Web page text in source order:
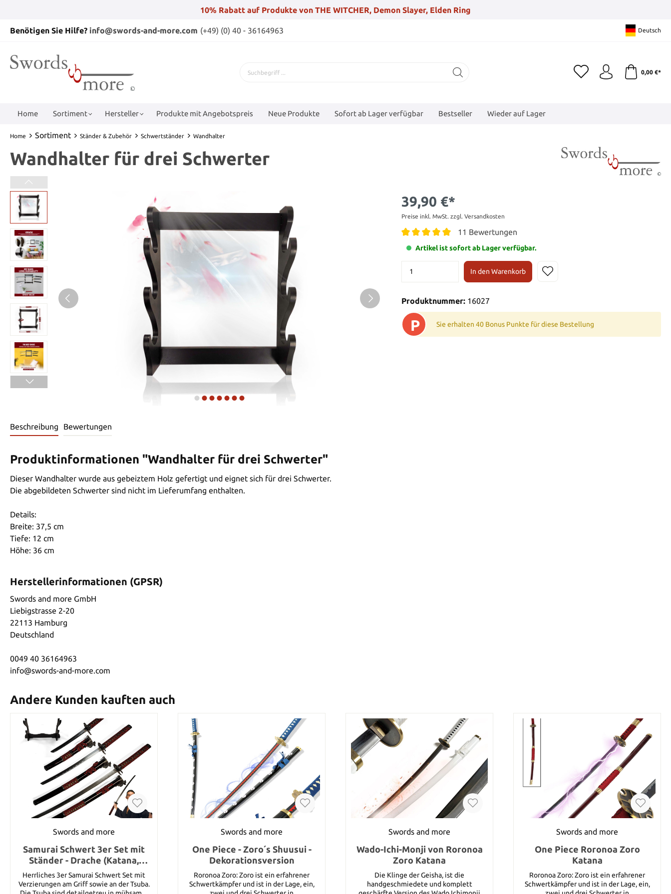
10% Rabatt auf Produkte von THE WITCHER, Demon Slayer, Elden Ring
Benötigen Sie Hilfe? info@swords-and-more.com (+49) (0) 40 - 36164963 Deutsch
0,00 €*
Home Sortiment Hersteller Produkte mit Angebotspreis Neue Produkte Sofort ab Lager verfügbar Bestseller Wieder auf Lager
Home Sortiment Ständer & Zubehör Schwertständer Wandhalter
Wandhalter für drei Schwerter
39,90 €*
Preise inkl. MwSt. zzgl. Versandkosten
11 Bewertungen
Artikel ist sofort ab Lager verfügbar.
In den Warenkorb
Produktnummer: 16027
P Sie erhalten 40 Bonus Punkte für diese Bestellung
Beschreibung Bewertungen
Produktinformationen "Wandhalter für drei Schwerter"
Dieser Wandhalter wurde aus gebeiztem Holz gefertigt und eignet sich für drei Schwerter.
Die abgebildeten Schwerter sind nicht im Lieferumfang enthalten.
Details:
Breite: 37,5 cm
Tiefe: 12 cm
Höhe: 36 cm
Herstellerinformationen (GPSR)
Swords and more GmbH
Liebigstrasse 2-20
22113 Hamburg
Deutschland
0049 40 36164963
info@swords-and-more.com
Andere Kunden kauften auch
Swords and more
Samurai Schwert 3er Set mit
Ständer - Drache (Katana,
Wakizashi und Tanto)
Herrliches 3er Samurai Schwert Set mit
Verzierungen am Griff sowie an der Tsuba.
Swords and more
One Piece - Zoro´s Shuusui -
Dekorationsversion
Roronoa Zoro: Zoro ist ein erfahrener
Schwertkämpfer und ist in der Lage, ein,
Swords and more
Wado-Ichi-Monji von Roronoa
Zoro Katana
Die Klinge der Geisha, ist die
handgeschmiedete und komplett
Swords and more
One Piece Roronoa Zoro
Katana
Roronoa Zoro: Zoro ist ein erfahrener
Schwertkämpfer und ist in der Lage, ein,